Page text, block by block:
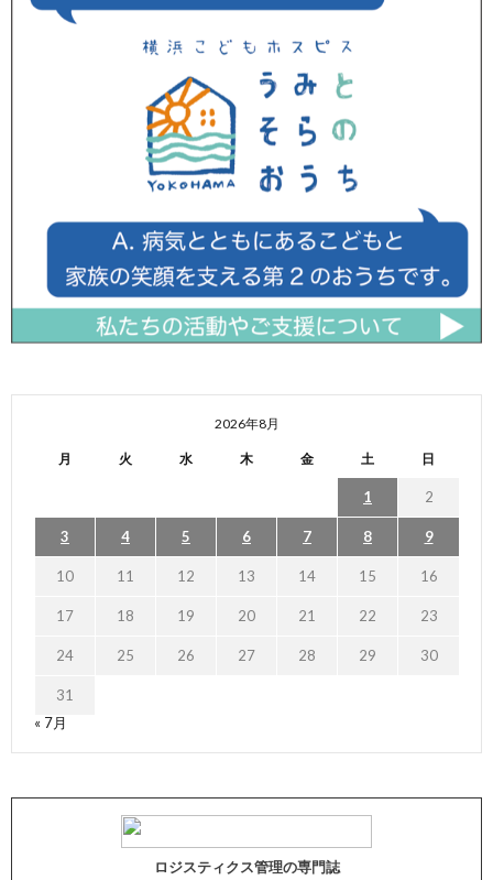
2026年8月
月 火 水 木 金 土 日
1 2
3 4 5 6 7 8 9
10 11 12 13 14 15 16
17 18 19 20 21 22 23
24 25 26 27 28 29 30
31
« 7月
ロジスティクス管理の専門誌